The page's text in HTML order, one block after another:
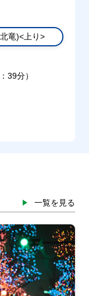
竜)<上り>
39分）
一覧を見る